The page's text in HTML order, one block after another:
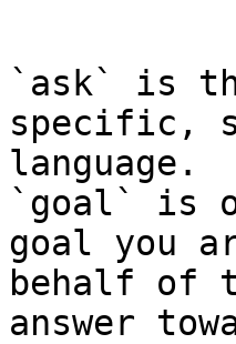
`ask` is
specific,
language.
`goal` is
goal you
behalf of
answer